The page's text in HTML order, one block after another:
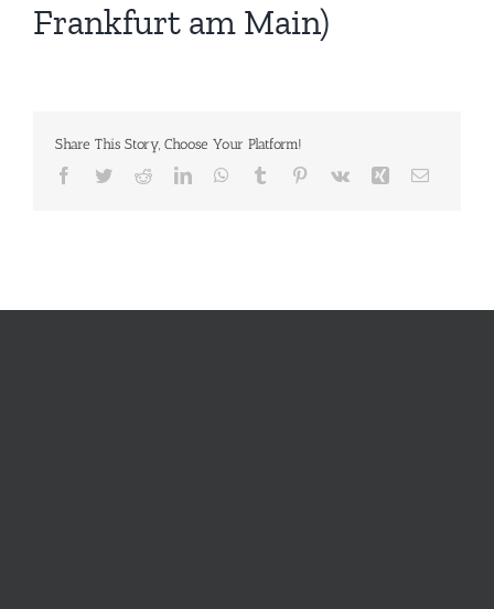
Frankfurt am Main)
Share This Story, Choose Your Platform!
Facebook
TwitterRedditLinkedInWhatsApp
Tumblr Pinterest
Vk Xing E-